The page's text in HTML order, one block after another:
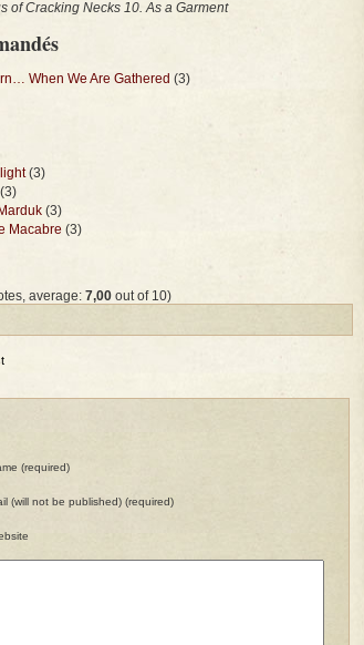
of Cracking Necks 10. As a Garment
When We Are Gathered (3)
(3)
(3)
(3)
Macabre (3)
average: 7,00 out of 10)
(required)
(will not be published) (required)